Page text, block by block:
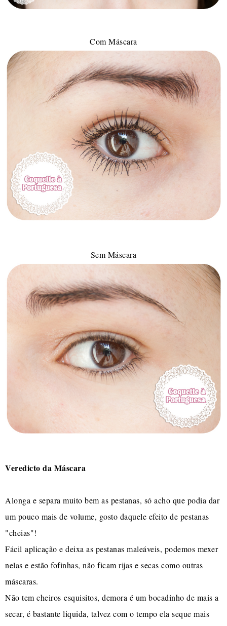
Com Máscara
Sem Máscara
Veredicto da Máscara
Alonga e separa muito bem as pestanas, só acho que podia dar
um pouco mais de volume, gosto daquele efeito de pestanas
"cheias"!
Fácil aplicação e deixa as pestanas maleáveis, podemos mexer
nelas e estão fofinhas, não ficam rijas e secas como outras
máscaras.
Não tem cheiros esquisitos, demora é um bocadinho de mais a
secar, é bastante liquida, talvez com o tempo ela seque mais